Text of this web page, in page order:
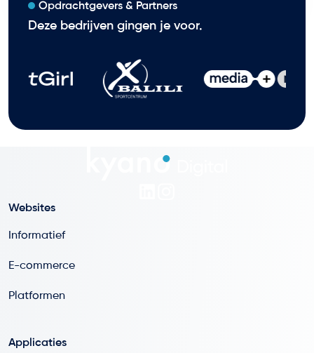
Opdrachtgevers & Partners
Deze bedrijven gingen je voor.
Websites
Informatief
E-commerce
Platformen
Applicaties